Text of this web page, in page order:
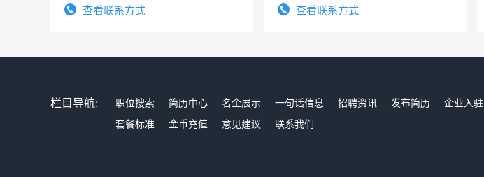
务，财务咨询等业务。欲求兼职会计工
查看联系方式 查看联系方式
栏目导航: 职位搜索 简历中心 名企展示 一句话信息 招聘资讯 发布简历 企业入驻
套餐标准
金币充值 意见建议 联系我们